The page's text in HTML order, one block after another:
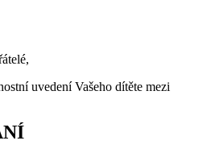
uvedení Vašeho dítěte mezi